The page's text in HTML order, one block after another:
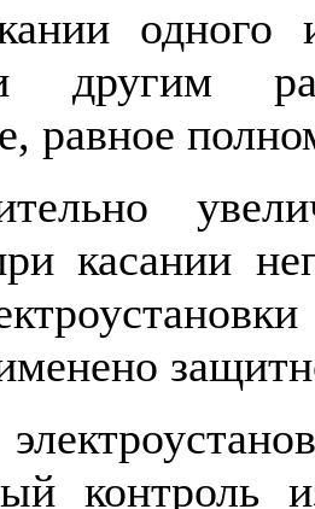
одного
другим
равное
касании
контроль